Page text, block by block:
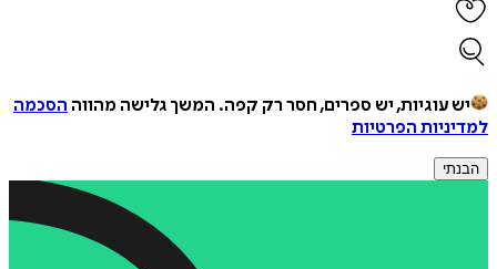
יש עוגיות, יש ספרים, חסר רק קפה. המשך גלישה מהווה הסכמה
למדיניות הפרטיות
הבנתי